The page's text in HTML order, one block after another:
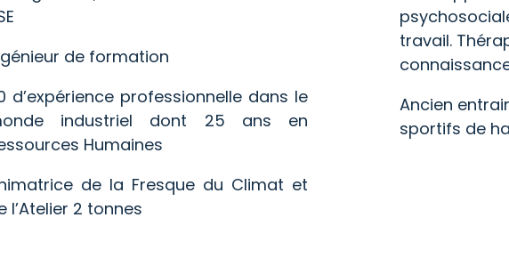
de formation
d’expérience professionnelle dans le
industriel dont 25 ans en
Humaines
de la Fresque du Climat et
l’Atelier 2 tonnes
travail.
Ancien
sportifs de